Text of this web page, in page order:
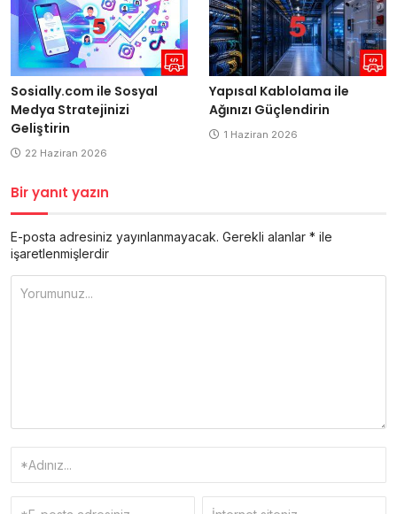
Sosially.com ile Sosyal
Medya Stratejinizi
Geliştirin
22 Haziran 2026
Yapısal Kablolama ile
Ağınızı Güçlendirin
1 Haziran 2026
Bir yanıt yazın
E-posta adresiniz yayınlanmayacak. Gerekli alanlar * ile
işaretlenmişlerdir